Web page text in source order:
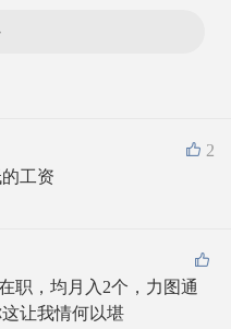
2
工资
职，均月入2个，力图通
让我情何以堪